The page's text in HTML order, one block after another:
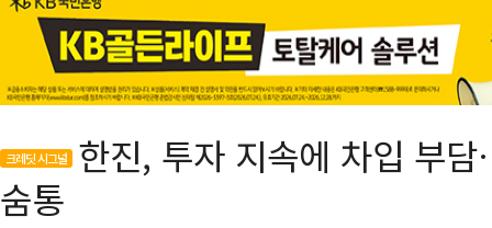
크레딧 시그널
한진, 투자 지속에 차입 부
숨통